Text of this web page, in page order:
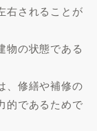
右されることが
物の状態である
、修繕や補修の
的であるためで